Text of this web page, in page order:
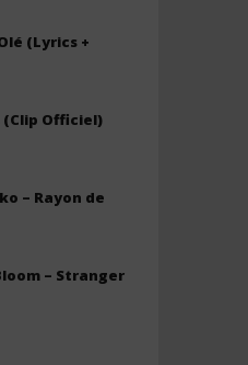
(Lyrics +
(Clip Officiel)
– Rayon de
– Stranger